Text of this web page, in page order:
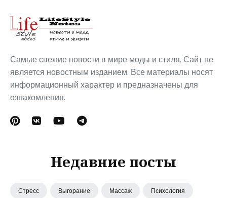
Самые свежие новости в мире моды и стиля. Сайт не
является новостным изданием. Все материалы носят
информационный характер и предназначены для
ознакомления.
Недавние посты
Стресс Выгорание Массаж Психология